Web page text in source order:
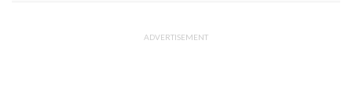
ADVERTISEMENT